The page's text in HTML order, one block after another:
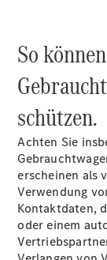
So
schützen.
Achten Sie
erscheinen als
Verwendung
Kontaktdaten,
oder einem